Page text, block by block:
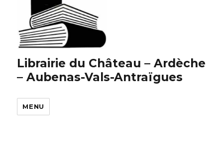
Librairie du Château – Ardèche
– Aubenas-Vals-Antraïgues
MENU